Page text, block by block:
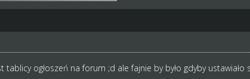
tablicy ogłoszeń na forum ;d ale fajnie by było gdyby